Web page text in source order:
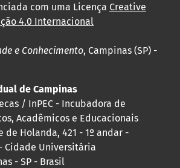
com uma Licença Creative
4.0 Internacional
e Conhecimento, Campinas (SP) -
de Campinas
/ InPEC - Incubadora de
Acadêmicos e Educacionais
de Holanda, 421 - 1º andar -
Cidade Universitária
- SP - Brasil